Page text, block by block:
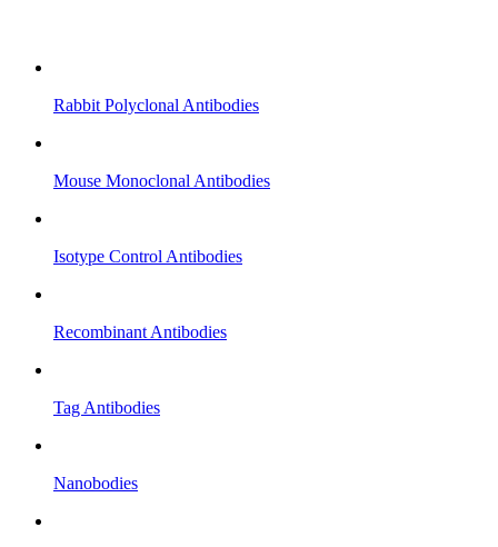
Rabbit Polyclonal Antibodies
Mouse Monoclonal Antibodies
Isotype Control Antibodies
Recombinant Antibodies
Tag Antibodies
Nanobodies